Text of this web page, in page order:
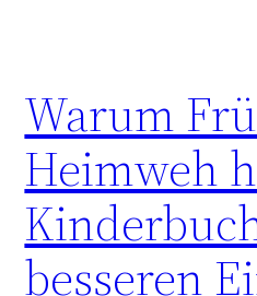
Warum
Heimweh
besseren